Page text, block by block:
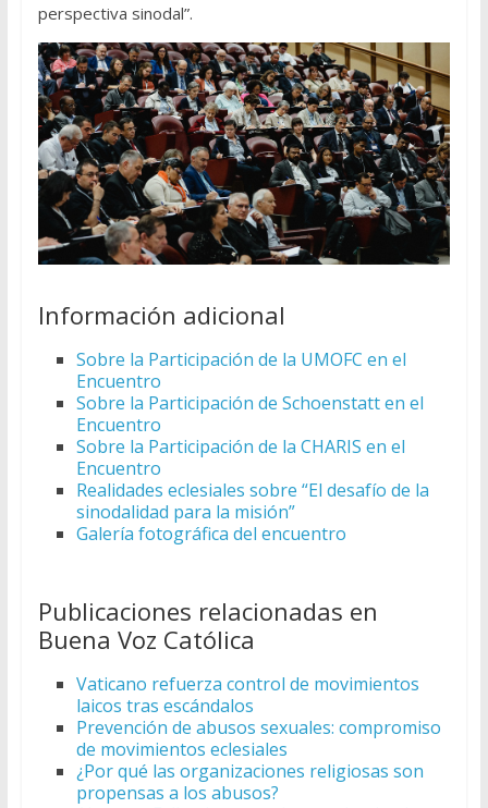
perspectiva sinodal”.
Información adicional
Sobre la Participación de la UMOFC en el
Encuentro
Sobre la Participación de Schoenstatt en el
Encuentro
Sobre la Participación de la CHARIS en el
Encuentro
Realidades eclesiales sobre “El desafío de la
sinodalidad para la misión”
Galería fotográfica del encuentro
Publicaciones relacionadas en
Buena Voz Católica
Vaticano refuerza control de movimientos
laicos tras escándalos
Prevención de abusos sexuales: compromiso
de movimientos eclesiales
¿Por qué las organizaciones religiosas son
propensas a los abusos?